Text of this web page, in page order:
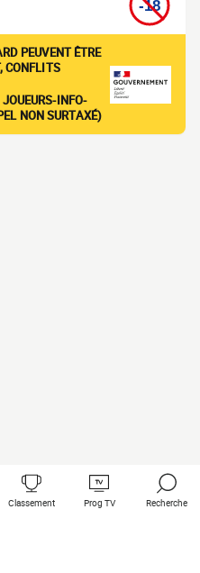
PEUVENT ÊTRE
CONFLITS
INFO-
NON SURTAXÉ)
Classement Prog TV Recherche